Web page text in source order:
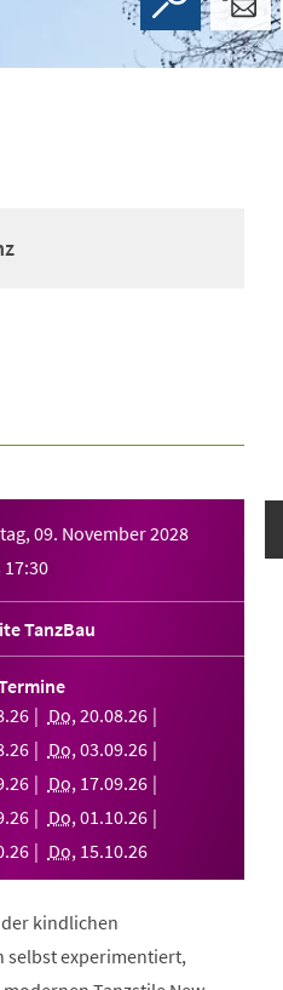
09. November 2028
17:30
TanzBau
.26 Do,20.08.26
.26 Do,03.09.26
.26 Do, 17.09.26
.26 Do,01.10.26
.26 Do, 15.10.26
kindlichen
selbst experimentiert,